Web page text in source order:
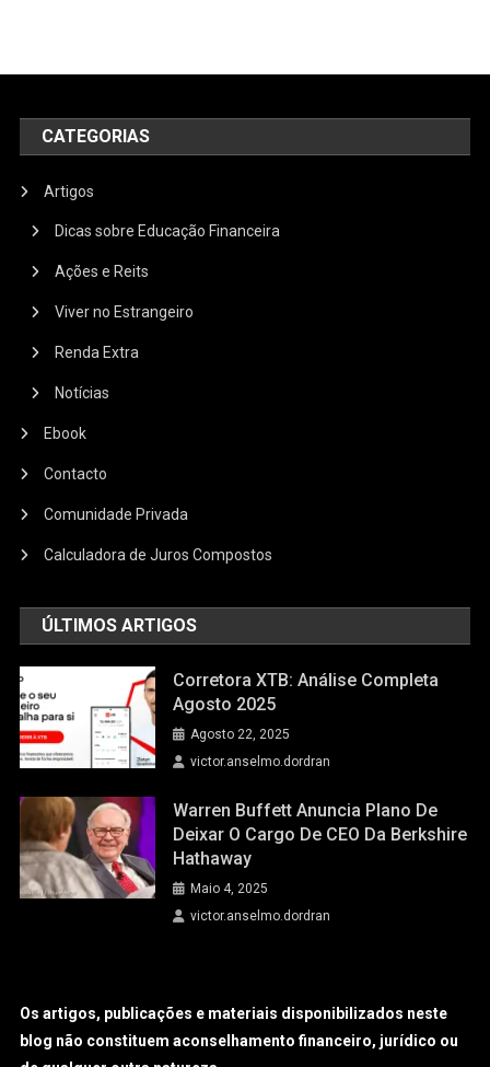
CATEGORIAS
Artigos
Dicas sobre Educação Financeira
Ações e Reits
Viver no Estrangeiro
Renda Extra
Notícias
Ebook
Contacto
Comunidade Privada
Calculadora de Juros Compostos
ÚLTIMOS ARTIGOS
Corretora XTB: Análise Completa
Agosto 2025
Agosto 22, 2025
victor.anselmo.dordran
Warren Buffett Anuncia Plano De
Deixar O Cargo De CEO Da Berkshire
Hathaway
Maio 4, 2025
victor.anselmo.dordran
Os artigos, publicações e materiais disponibilizados neste
blog não constituem aconselhamento financeiro, jurídico ou